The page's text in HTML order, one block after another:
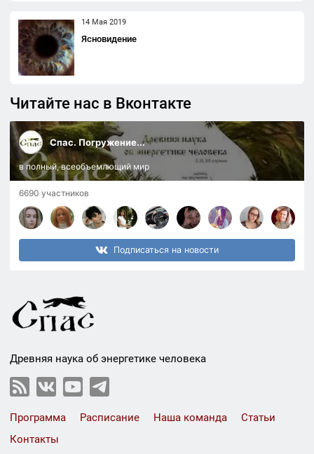
14 Мая 2019
Ясновидение
Читайте нас в Вконтакте
Спас. Погружение...
в полный, всеобъемлющий мир
6690 участников
Подписаться на новости
Древняя наука об энергетике человека
Программа Расписание Наша команда
Статьи
Контакты